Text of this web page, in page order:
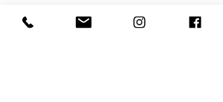
Une œuvre que vous ne retrouvez pas